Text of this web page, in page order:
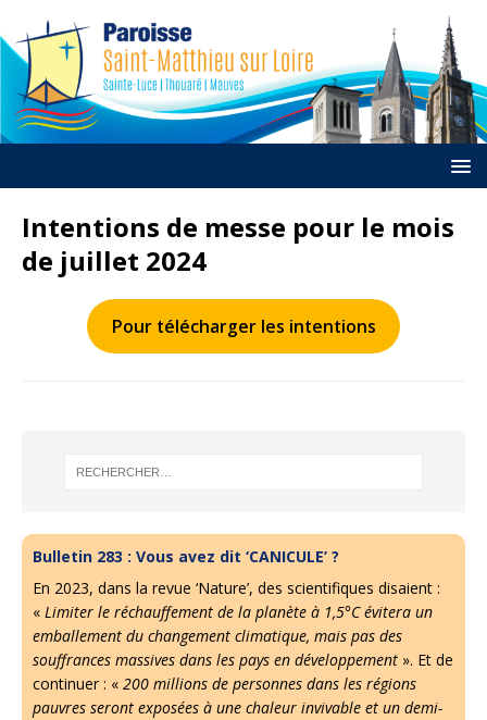
Intentions de messe pour le mois
de juillet 2024
Pour télécharger les intentions
Bulletin 283 : Vous avez dit ‘CANICULE’ ?
En 2023, dans la revue ‘Nature’, des scientifiques disaient :
« Limiter le réchauffement de la planète à 1,5°C évitera un
emballement du changement climatique, mais pas des
souffrances massives dans les pays en développement ». Et de
continuer : « 200 millions de personnes dans les régions
pauvres seront exposées à une chaleur invivable et un demi-